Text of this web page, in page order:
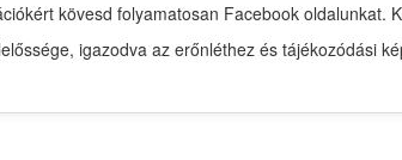
kövesd folyamatosan Facebook oldalunkat.
igazodva az erőnléthez és tájékozódási